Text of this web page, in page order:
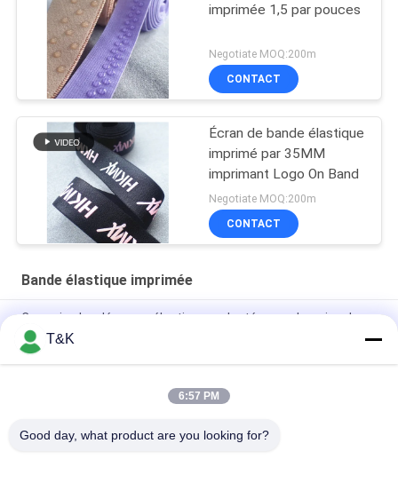
imprimée 1,5 par pouces
Negotiate MOQ:200m
CONTACT
Écran de bande élastique
imprimé par 35MM
imprimant Logo On Band
Negotiate MOQ:200m
CONTACT
Bande élastique imprimée
Courroies brodées non élastiques adaptées aux besoins du
client de sangle de polyester
Bande élastique imprimée par 5cm colorée de Logo Nylon
Le soutien-gorge élastique tissé en nylon de jacquard attache
T&K
6:57 PM
Good day, what product are you looking for?